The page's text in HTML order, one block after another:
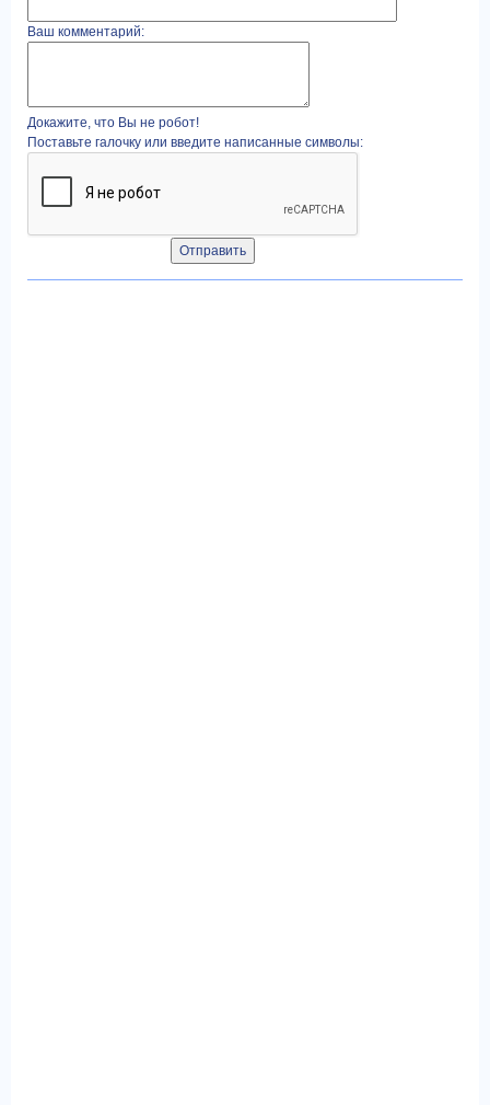
Ваш комментарий:
Докажите, что Вы не робот!
Поставьте галочку или введите написанные символы: